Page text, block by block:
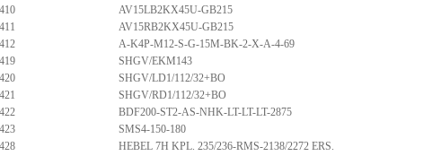
AV15LB2KX45U-GB215
AV15RB2KX45U-GB215
A-K4P-M12-S-G-15M-BK-2-X-A-4-69
SHGV/EKM143
SHGV/LD1/112/32+BO
SHGV/RD1/112/32+BO
BDF200-ST2-AS-NHK-LT-LT-LT-2875
SMS4-150-180
HEBEL 7H KPL. 235/236-RMS-2138/2272 ERS.